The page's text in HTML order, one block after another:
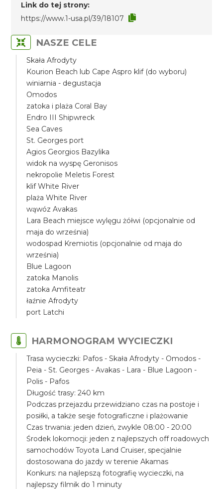
Link do tej strony:
https://www.1-usa.pl/39/18107
NASZE CELE
Skała Afrodyty
Kourion Beach lub Cape Aspro klif (do wyboru)
winiarnia - degustacja
Omodos
zatoka i plaża Coral Bay
Endro III Shipwreck
Sea Caves
St. Georges port
Agios Georgios Bazylika
widok na wyspę Geronisos
nekropolie Meletis Forest
klif White River
plaża White River
wąwóz Avakas
Lara Beach miejsce wylęgu żółwi (opcjonalnie od
maja do września)
wodospad Kremiotis (opcjonalnie od maja do
września)
Blue Lagoon
zatoka Manolis
zatoka Amfiteatr
łaźnie Afrodyty
port Latchi
HARMONOGRAM WYCIECZKI
Trasa wycieczki: Pafos - Skała Afrodyty - Omodos -
Peia - St. Georges - Avakas - Lara - Blue Lagoon -
Polis - Pafos
Długość trasy: 240 km
Podczas przejazdu przewidziano czas na postoje i
posiłki, a także sesje fotograficzne i plażowanie
Czas trwania: jeden dzień, zwykle 08:00 - 20:00
Środek lokomocji: jeden z najlepszych off roadowych
samochodów Toyota Land Cruiser, specjalnie
dostosowana do jazdy w terenie Akamas
Konkurs: na najlepszą fotografię wycieczki, na
najlepszy filmik do 1 minuty